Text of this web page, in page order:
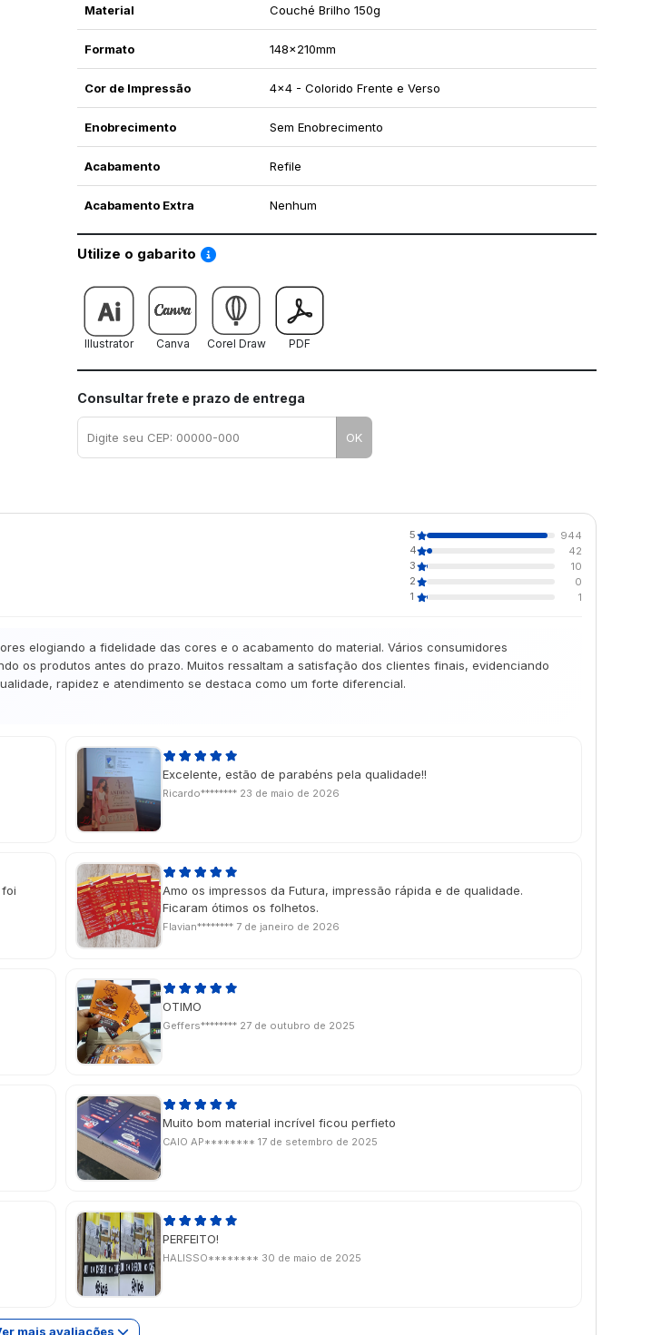
Material Couché Brilho 150g
Formato 148x210mm
Cor de Impressão 4x4 - Colorido Frente e Verso
Enobrecimento Sem Enobrecimento
Acabamento Refile
Acabamento Extra Nenhum
Utilize o gabarito Saiba como utilizar os nossos gabaritos
Illustrator Canva Corel Draw PDF
Consultar frete e prazo de entrega
OK
5
944
4
42
3
10
2
0
1
1
elogiando a fidelidade das cores e o acabamento do material. Vários consumidores
os produtos antes do prazo. Muitos ressaltam a satisfação dos clientes finais, evidenciando
rapidez e atendimento se destaca como um forte diferencial.
Excelente, estão de parabéns pela qualidade!!
Ricardo******** 23 de maio de 2026
Amo os impressos da Futura, impressão rápida e de qualidade.
Ficaram ótimos os folhetos.
Flavian******** 7 de janeiro de 2026
OTIMO
Geffers******** 27 de outubro de 2025
Muito bom material incrível ficou perfieto
CAIO AP******** 17 de setembro de 2025
PERFEITO!
HALISSO******** 30 de maio de 2025
mais avaliações